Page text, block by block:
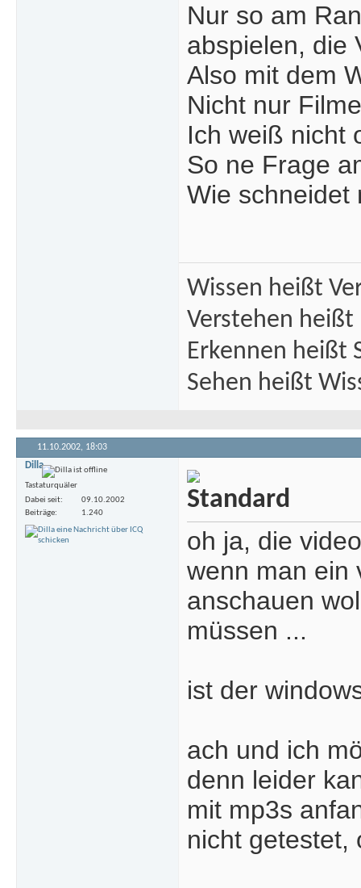
Nur so am
abspielen, die
Also mit dem
Nicht nur
Ich weiß nicht
So ne Frage
Wie schneidet
Wissen heißt
Verstehen heißt
Erkennen heißt
Sehen heißt
11.10.2002, 18:03
Dilla
Tastaturquäler
Dabei seit
09.10.2002
Beiträge
1.240
oh ja, die
wenn man ein
anschauen
müssen ...
ist der
ach und ich
denn leider
mit mp3s
nicht getestet,